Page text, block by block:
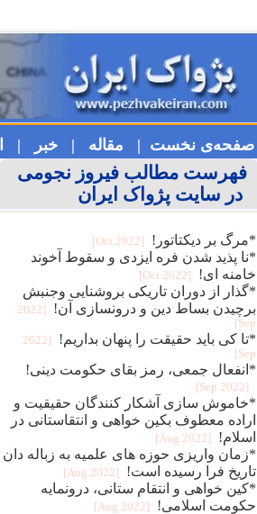
صفحه‌ی نخست | مقاله | خبر |
فهرست مطالب فیروز نجومی
در سایت پژواک ایران
*مرگ بر دیکتاتور! [2022 Oct]
*نا پذید شدن فره ایزدی و سقوط آخوند
خامنه ای!
[2022 Oct]
*گذار از دوران تاریکی بروشنایی وجنبش
برچیدن بساط دین و درونسازی آن!
[2022
Sep]
*تا کی باید حقیقت را پنهان بداریم!
[2022
Sep]
*انفعال جمعی، رمز بقای حکومت دینی!
[2022 Sep]
*خاموش سازی آشکار کنندگان حقیقیت و
اراده معطوف بکین خواهی و انتقاستانی در
اسلام!
[2022 Aug]
*زمان واریزی حوزه های علمیه به زباله دان
تاریخ فرا رسیده است!
[2022 Aug]
*کین خواهی و انتقام ستانی، درونمایه
حکومت اسلامی!
[2022 Aug]